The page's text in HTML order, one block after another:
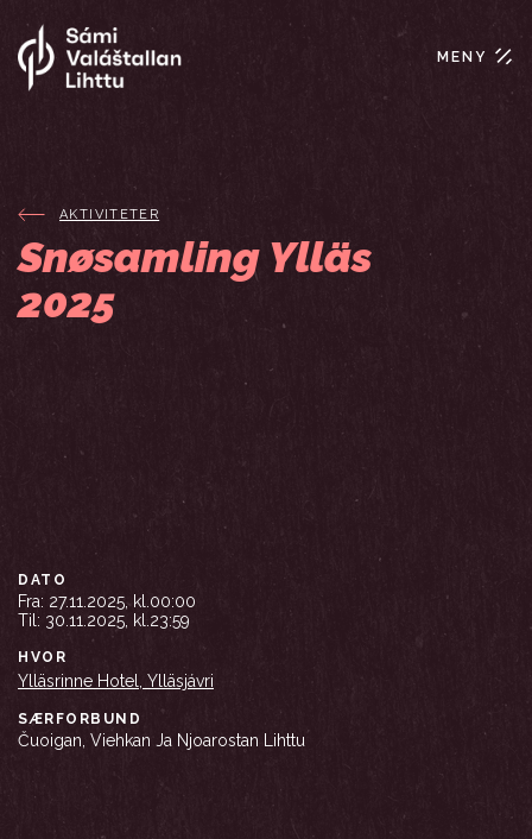
MENY
AKTIVITETER
Snøsamling Ylläs
2025
DATO
Fra: 27.11.2025, kl.00:00
Til: 30.11.2025, kl.23:59
HVOR
Ylläsrinne Hotel, Ylläsjávri
SÆRFORBUND
Čuoigan, Viehkan Ja Njoarostan Lihttu